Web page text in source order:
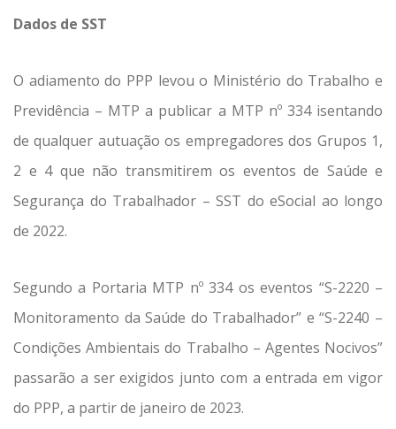
Dados de SST
O adiamento do PPP levou o Ministério do Trabalho e
Previdência – MTP a publicar a MTP nº 334 isentando
de qualquer autuação os empregadores dos Grupos 1,
2 e 4 que não transmitirem os eventos de Saúde e
Segurança do Trabalhador – SST do eSocial ao longo
de 2022.
Segundo a Portaria MTP nº 334 os eventos “S-2220 –
Monitoramento da Saúde do Trabalhador” e “S-2240 –
Condições Ambientais do Trabalho – Agentes Nocivos”
passarão a ser exigidos junto com a entrada em vigor
do PPP, a partir de janeiro de 2023.